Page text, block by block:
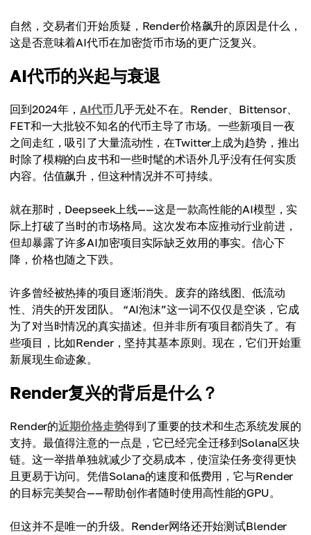
自然，交易者们开始质疑，Render价格飙升的原因是什么，
这是否意味着AI代币在加密货币市场的更广泛复兴。
AI代币的兴起与衰退
回到2024年，AI代币几乎无处不在。Render、Bittensor、
FET和一大批较不知名的代币主导了市场。一些新项目一夜
之间走红，吸引了大量流动性，在Twitter上成为趋势，推出
时除了模糊的白皮书和一些时髦的术语外几乎没有任何实质
内容。估值飙升，但这种情况并不可持续。
就在那时，Deepseek上线——这是一款高性能的AI模型，实
际上打破了当时的市场格局。这次发布本应推动行业前进，
但却暴露了许多AI加密项目实际缺乏效用的事实。信心下
降，价格也随之下跌。
许多曾经被热捧的项目逐渐消失。废弃的路线图、低流动
性、消失的开发团队。 “AI泡沫”这一词不仅仅是空谈，它成
为了对当时情况的真实描述。但并非所有项目都消失了。有
些项目，比如Render，坚持其基本原则。现在，它们开始重
新展现生命迹象。
Render复兴的背后是什么？
Render的近期价格走势得到了重要的技术和生态系统发展的
支持。最值得注意的一点是，它已经完全迁移到Solana区块
链。这一举措单独就减少了交易成本，使渲染任务变得更快
且更易于访问。凭借Solana的速度和低费用，它与Render
的目标完美契合——帮助创作者随时使用高性能的GPU。
但这并不是唯一的升级。Render网络还开始测试Blender